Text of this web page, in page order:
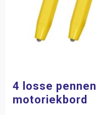
4 losse
motoriekbord